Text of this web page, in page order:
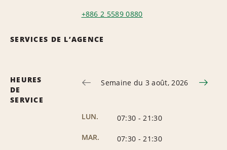
+886 2 5589 0880
SERVICES DE L’AGENCE
HEURES
DE
SERVICE
Semaine du 3 août, 2026
LUN. 07:30 - 21:30
MAR.
07:30 - 21:30